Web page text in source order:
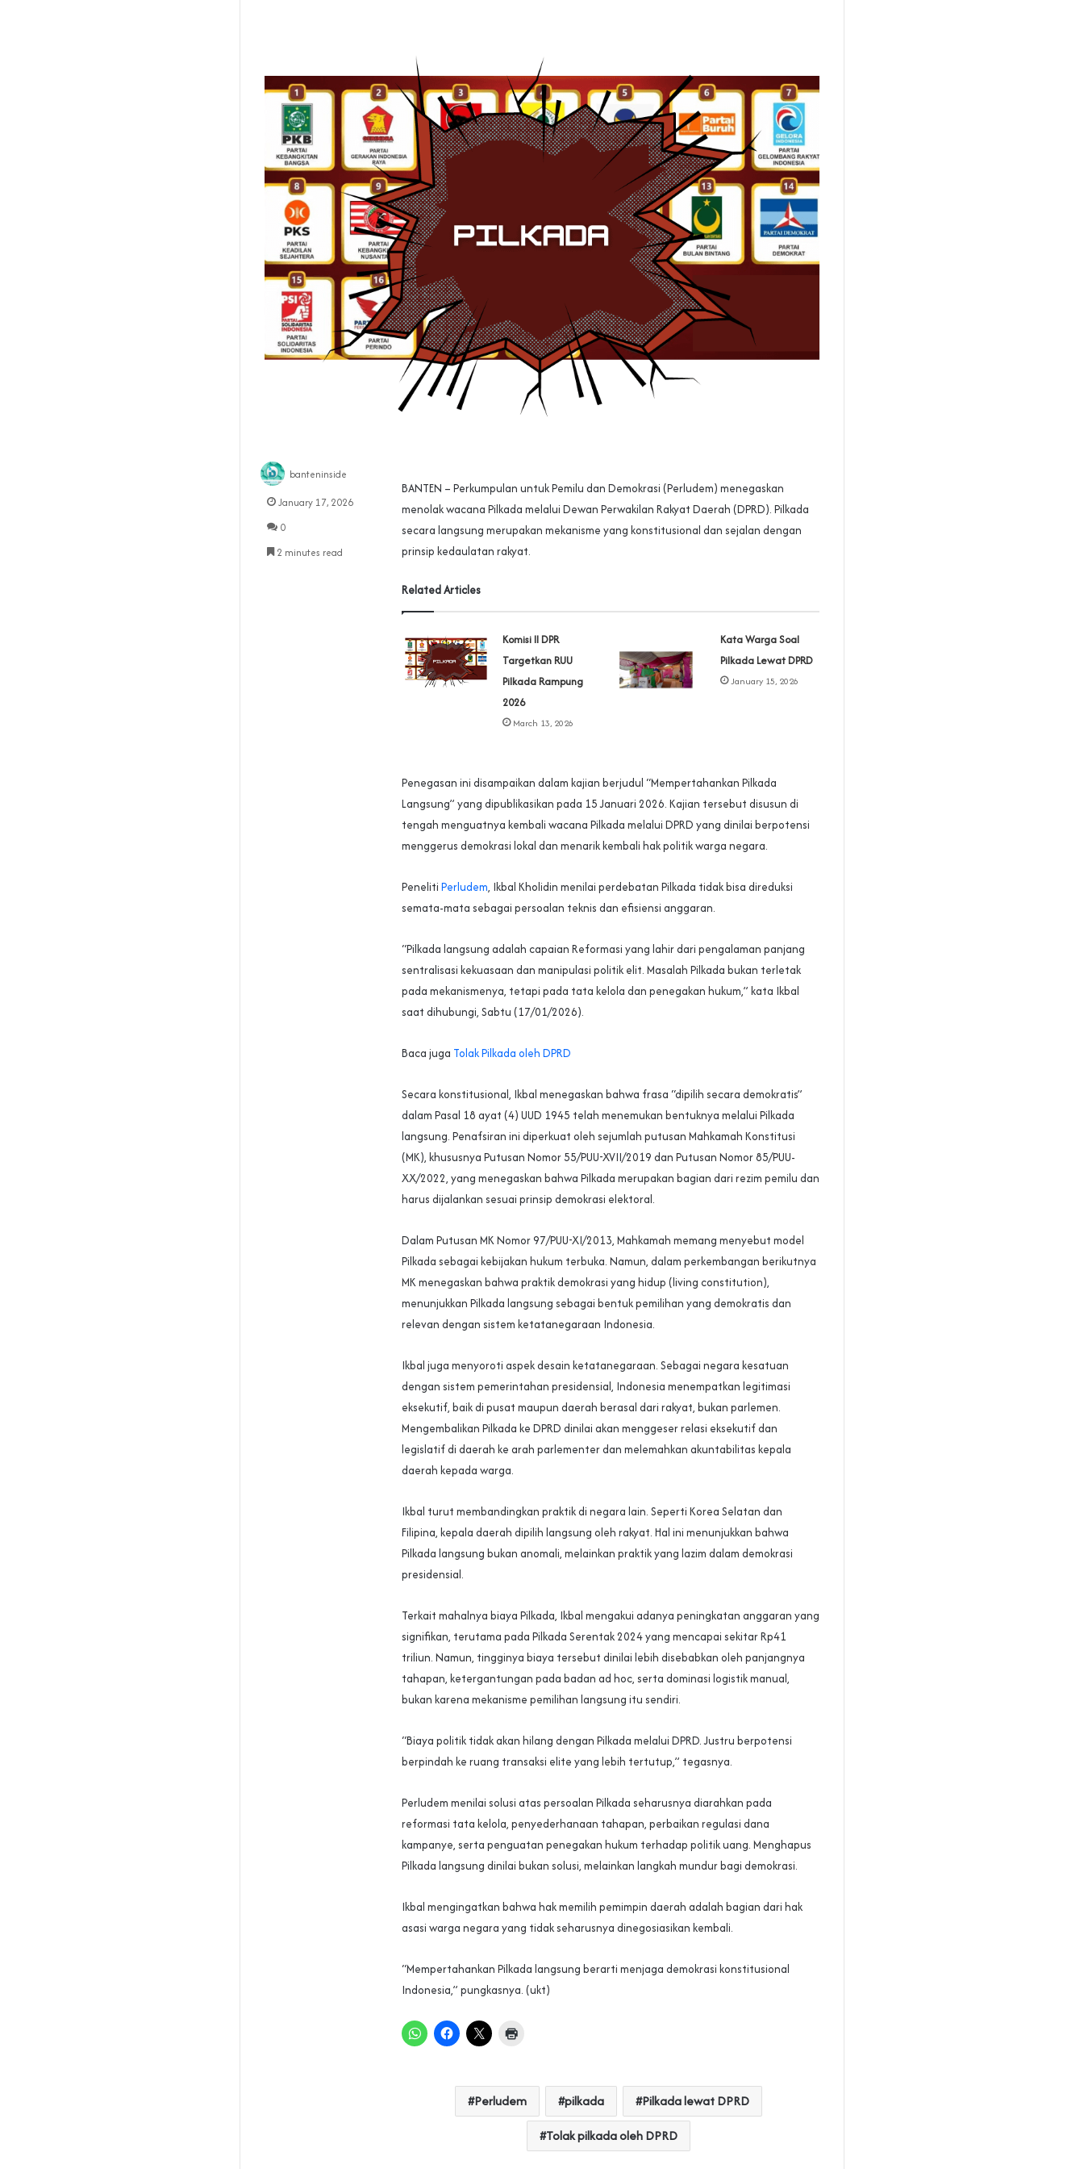
BANTEN – Perkumpulan untuk Pemilu dan Demokrasi (Perludem) menegaskan
menolak wacana Pilkada melalui Dewan Perwakilan Rakyat Daerah (DPRD). Pilkada
secara langsung merupakan mekanisme yang konstitusional dan sejalan dengan
prinsip kedaulatan rakyat.
Related Articles
Komisi II DPR
Targetkan RUU
Pilkada Rampung
2026
March 13, 2026
Kata Warga Soal
Pilkada Lewat DPRD
January 15, 2026
Penegasan ini disampaikan dalam kajian berjudul “Mempertahankan Pilkada
Langsung” yang dipublikasikan pada 15 Januari 2026. Kajian tersebut disusun di
tengah menguatnya kembali wacana Pilkada melalui DPRD yang dinilai berpotensi
menggerus demokrasi lokal dan menarik kembali hak politik warga negara.
Peneliti Perludem, Ikbal Kholidin menilai perdebatan Pilkada tidak bisa direduksi
semata-mata sebagai persoalan teknis dan efisiensi anggaran.
“Pilkada langsung adalah capaian Reformasi yang lahir dari pengalaman panjang
sentralisasi kekuasaan dan manipulasi politik elit. Masalah Pilkada bukan terletak
pada mekanismenya, tetapi pada tata kelola dan penegakan hukum,” kata Ikbal
saat dihubungi, Sabtu (17/01/2026).
Baca juga Tolak Pilkada oleh DPRD
Secara konstitusional, Ikbal menegaskan bahwa frasa “dipilih secara demokratis”
dalam Pasal 18 ayat (4) UUD 1945 telah menemukan bentuknya melalui Pilkada
langsung. Penafsiran ini diperkuat oleh sejumlah putusan Mahkamah Konstitusi
(MK), khususnya Putusan Nomor 55/PUU-XVII/2019 dan Putusan Nomor 85/PUU-
XX/2022, yang menegaskan bahwa Pilkada merupakan bagian dari rezim pemilu dan
harus dijalankan sesuai prinsip demokrasi elektoral.
Dalam Putusan MK Nomor 97/PUU-XI/2013, Mahkamah memang menyebut model
Pilkada sebagai kebijakan hukum terbuka. Namun, dalam perkembangan berikutnya
MK menegaskan bahwa praktik demokrasi yang hidup (living constitution),
menunjukkan Pilkada langsung sebagai bentuk pemilihan yang demokratis dan
relevan dengan sistem ketatanegaraan Indonesia.
Ikbal juga menyoroti aspek desain ketatanegaraan. Sebagai negara kesatuan
dengan sistem pemerintahan presidensial, Indonesia menempatkan legitimasi
eksekutif, baik di pusat maupun daerah berasal dari rakyat, bukan parlemen.
Mengembalikan Pilkada ke DPRD dinilai akan menggeser relasi eksekutif dan
legislatif di daerah ke arah parlementer dan melemahkan akuntabilitas kepala
daerah kepada warga.
Ikbal turut membandingkan praktik di negara lain. Seperti Korea Selatan dan
Filipina, kepala daerah dipilih langsung oleh rakyat. Hal ini menunjukkan bahwa
Pilkada langsung bukan anomali, melainkan praktik yang lazim dalam demokrasi
presidensial.
Terkait mahalnya biaya Pilkada, Ikbal mengakui adanya peningkatan anggaran yang
signifikan, terutama pada Pilkada Serentak 2024 yang mencapai sekitar Rp41
triliun. Namun, tingginya biaya tersebut dinilai lebih disebabkan oleh panjangnya
tahapan, ketergantungan pada badan ad hoc, serta dominasi logistik manual,
bukan karena mekanisme pemilihan langsung itu sendiri.
“Biaya politik tidak akan hilang dengan Pilkada melalui DPRD. Justru berpotensi
berpindah ke ruang transaksi elite yang lebih tertutup,” tegasnya.
Perludem menilai solusi atas persoalan Pilkada seharusnya diarahkan pada
reformasi tata kelola, penyederhanaan tahapan, perbaikan regulasi dana
kampanye, serta penguatan penegakan hukum terhadap politik uang. Menghapus
Pilkada langsung dinilai bukan solusi, melainkan langkah mundur bagi demokrasi.
Ikbal mengingatkan bahwa hak memilih pemimpin daerah adalah bagian dari hak
asasi warga negara yang tidak seharusnya dinegosiasikan kembali.
“Mempertahankan Pilkada langsung berarti menjaga demokrasi konstitusional
Indonesia,” pungkasnya. (ukt)
Perludem pilkada Pilkada lewat DPRD
Tolak pilkada oleh DPRD
banteninside
January 17, 2026
0
2 minutes read